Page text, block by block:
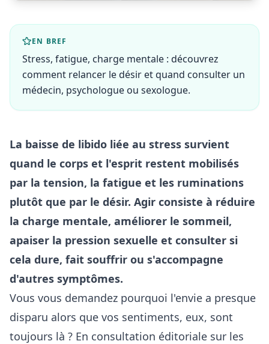
EN BREF
Stress, fatigue, charge mentale : découvrez
comment relancer le désir et quand consulter un
médecin, psychologue ou sexologue.
La baisse de libido liée au stress survient
quand le corps et l'esprit restent mobilisés
par la tension, la fatigue et les ruminations
plutôt que par le désir. Agir consiste à réduire
la charge mentale, améliorer le sommeil,
apaiser la pression sexuelle et consulter si
cela dure, fait souffrir ou s'accompagne
d'autres symptômes.
Vous vous demandez pourquoi l'envie a presque
disparu alors que vos sentiments, eux, sont
toujours là ? En consultation éditoriale sur les